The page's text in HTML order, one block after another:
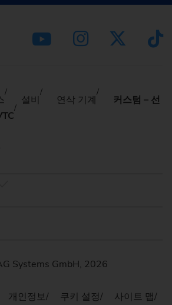
설비 연삭 기계
커스텀 – 선
Systems GmbH, 2026
개인정보 쿠키 설정
사이트 맵